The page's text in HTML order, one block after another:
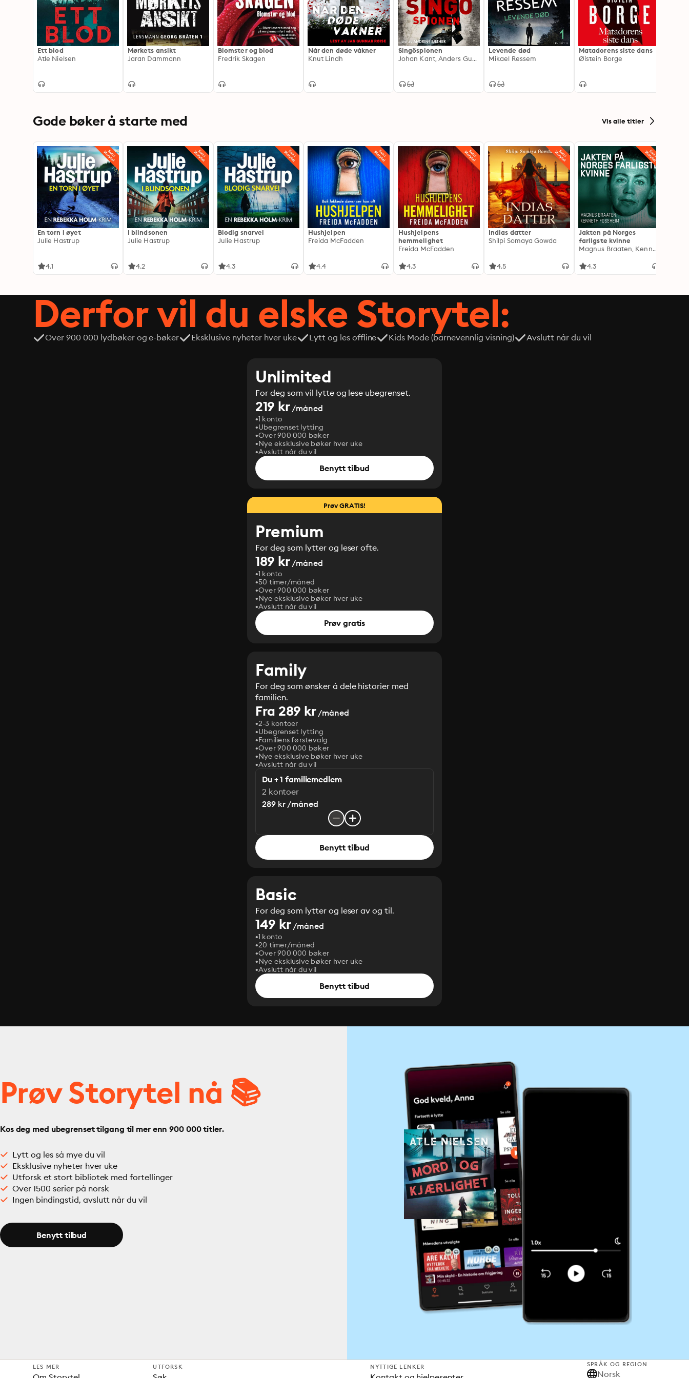
Ett blod
Atle Nielsen
Mørkets ansikt
Jaran Dammann
Blomster og blod
Fredrik Skagen
Når den døde våkner
Knut Lindh
Singöspionen
Johan Kant, Anders Gustafson
Levende død
Mikael Ressem
Matadorens siste dans
Øistein Borge
Gode bøker å starte med Vis alle titler
En torn i øyet
Julie Hastrup
4.1
I blindsonen
Julie Hastrup
4.2
Blodig snarvei
Julie Hastrup
4.3
Hushjelpen
Freida McFadden
4.4
Hushjelpens
hemmelighet
Freida McFadden
4.3
Indias datter
Shilpi Somaya Gowda
4.5
Jakten på Norges
farligste kvinne
Magnus Braaten, Kenneth Fossheim
4.3
Derfor vil du elske Storytel:
Over 900 000 lydbøker og e-bøker Eksklusive nyheter hver uke Lytt og les offline Kids Mode (barnevennlig visning) Avslutt når du vil
Unlimited
For deg som vil lytte og lese ubegrenset.
219 kr/måned
1 konto
Ubegrenset lytting
Over 900 000 bøker
Nye eksklusive bøker hver uke
Avslutt når du vil
Benytt tilbud
Prøv GRATIS!
Premium
For deg som lytter og leser ofte.
189 kr/måned
1 konto
50 timer/måned
Over 900 000 bøker
Nye eksklusive bøker hver uke
Avslutt når du vil
Prøv gratis
Family
For deg som ønsker å dele historier med
familien.
Fra 289 kr/måned
2-3 kontoer
Ubegrenset lytting
Familiens førstevalg
Over 900 000 bøker
Nye eksklusive bøker hver uke
Avslutt når du vil
Du + 1 familiemedlem
2 kontoer
289 kr /måned
Benytt tilbud
Basic
For deg som lytter og leser av og til.
149 kr/måned
1 konto
20 timer/måned
Over 900 000 bøker
Nye eksklusive bøker hver uke
Avslutt når du vil
Benytt tilbud
Prøv Storytel nå 📚
Kos deg med ubegrenset tilgang til mer enn 900 000 titler.
Lytt og les så mye du vil
Eksklusive nyheter hver uke
Utforsk et stort bibliotek med fortellinger
Over 1500 serier på norsk
Ingen bindingstid, avslutt når du vil
Benytt tilbud
LES MER UTFORSK NYTTIGE LENKER SPRÅK OG REGION
Norsk